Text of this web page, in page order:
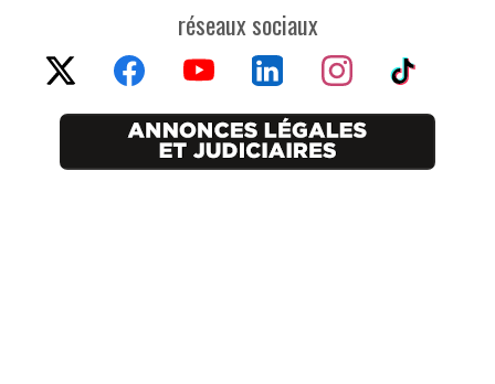
réseaux sociaux